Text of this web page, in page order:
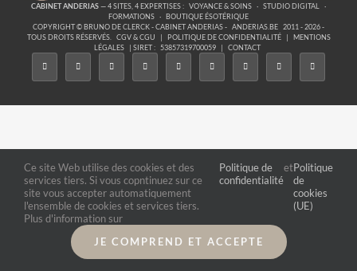
CABINET ANDERIAS— 4 SITES, 4 EXPERTISES : VOYANCE & SOINS · STUDIO DIGITAL
·
FORMATIONS · BOUTIQUE ÉSOTÉRIQUE
COPYRIGHT © BRUNO DE CLERCK - CABINET ANDERIAS - ANDERIAS.BE 2011 - 2026 -
TOUS DROITS RÉSERVÉS.
CGV & CGU | POLITIQUE DE CONFIDENTIALITÉ |
MENTIONS
LÉGALES
| SIRET : 53857319700059 | CONTACT
Ce site Web utilise des cookies et des
services tiers. Si vous copntinuez sur ce
site vous accepter automatiquement
l'ensemble de cookies et services tiers.
Plus d'information sur
Politique de
confidentialité
etPolitique
de
cookies
(UE)
JE COMPREND ET ACCEPTE